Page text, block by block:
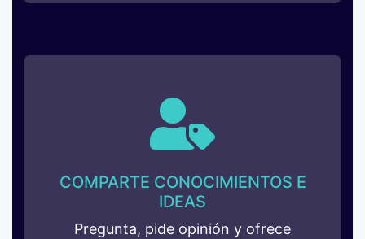
COMPARTE CONOCIMIENTOS E
IDEAS
Pregunta, pide opinión y ofrece